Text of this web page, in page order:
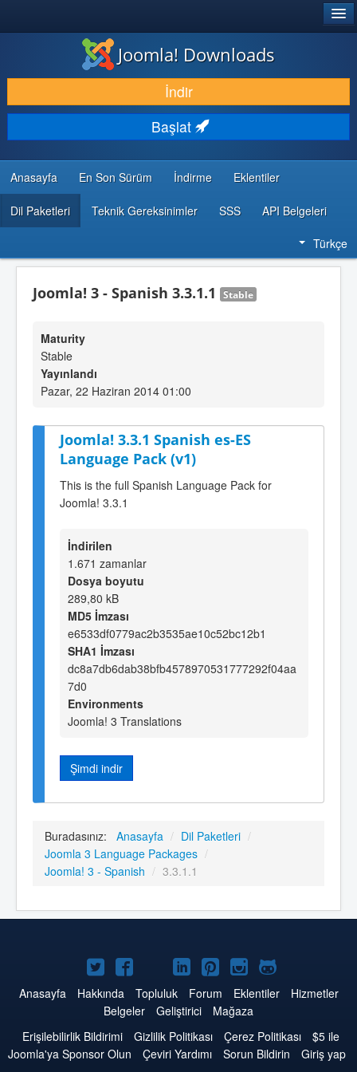
İNDIR & GENIŞLET
KEŞFET & ÖĞREN
TOPLULUK & DESTEK
GELIŞTIRICI KAYNAKLARI
Joomla! Downloads
İndir
Başlat
Anasayfa En Son Sürüm İndirme Eklentiler
Dil Paketleri Teknik Gereksinimler SSS API Belgeleri
Türkçe
Joomla! 3 - Spanish 3.3.1.1 Stable
Maturity
Stable
Yayınlandı
Pazar, 22 Haziran 2014 01:00
Joomla! 3.3.1 Spanish es-ES
Language Pack (v1)
This is the full Spanish Language Pack for
Joomla! 3.3.1
İndirilen
1.671 zamanlar
Dosya boyutu
289,80 kB
MD5 İmzası
e6533df0779ac2b3535ae10c52bc12b1
SHA1 İmzası
dc8a7db6dab38bfb4578970531777292f04aa
7d0
Environments
Joomla! 3 Translations
Şimdi indir
Buradasınız: Anasayfa / Dil Paketleri /
Joomla 3 Language Packages /
Joomla! 3 - Spanish / 3.3.1.1
Twitter'da
Joomla
Facebook'da
Joomla
YouTube'da
Joomla
LinkedIn'de
Joomla
Pinterest'de
Joomla
Instagram'da
Joomla
GitHub'da
Joomla
Anasayfa Hakkında Topluluk Forum Eklentiler
Hizmetler
Belgeler
Geliştirici
Mağaza
Erişilebilirlik Bildirimi
Gizlilik Politikası Çerez Politikası
$5 ile
Joomla'ya Sponsor Olun
Çeviri Yardımı Sorun Bildirin
Giriş yap